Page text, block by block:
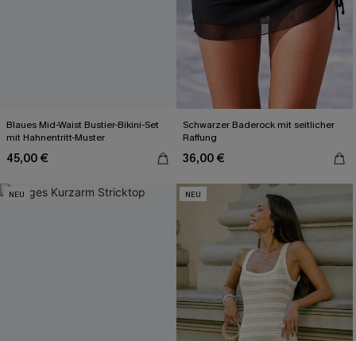
Blaues Mid-Waist Bustier-Bikini-Set
mit Hahnentritt-Muster
45,00 €
Schwarzer Baderock mit seitlicher
Raffung
36,00 €
NEU NEU